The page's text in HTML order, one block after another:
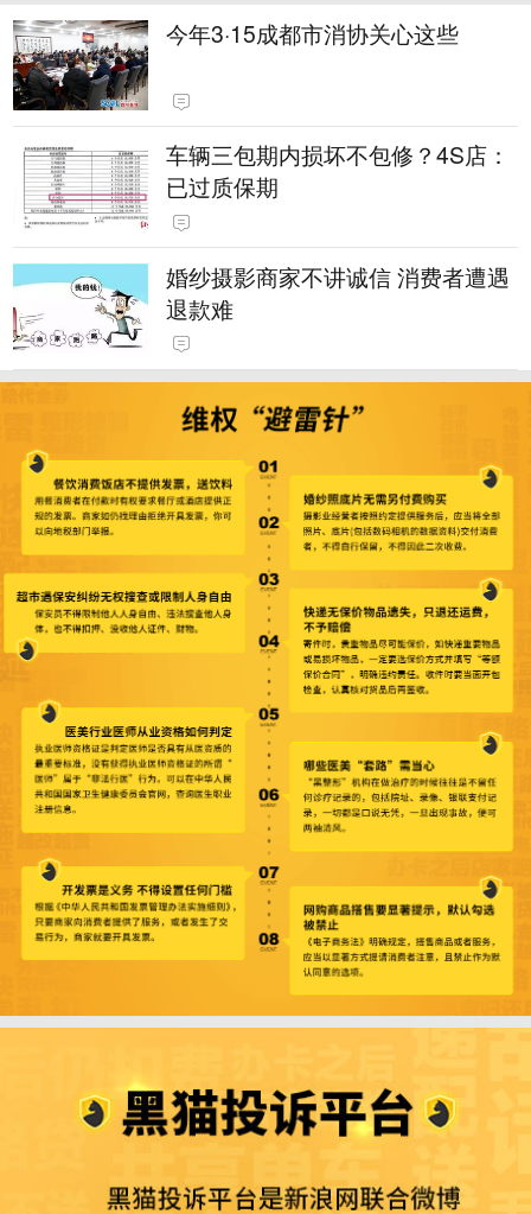
今年3·15成都市消协关心这些
车辆三包期内损坏不包修？4S店：
已过质保期
婚纱摄影商家不讲诚信 消费者遭遇
退款难